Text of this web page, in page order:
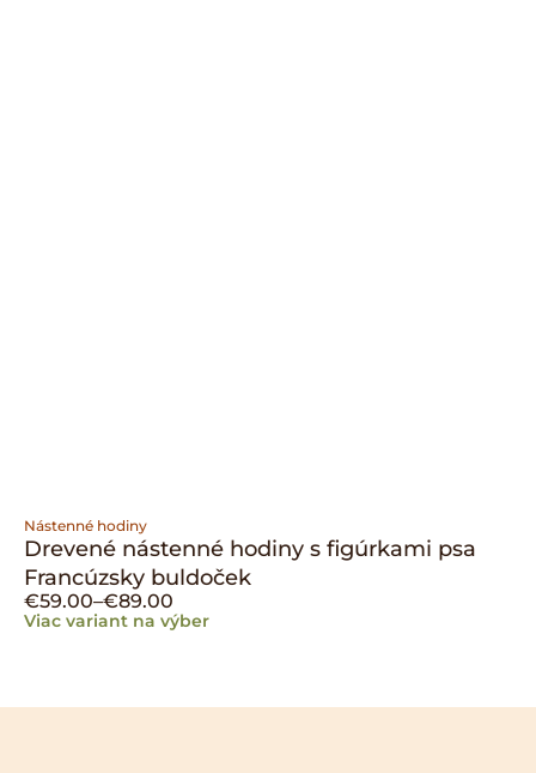
Nástenné hodiny
Drevené nástenné hodiny s figúrkami psa
Francúzsky buldoček
€59.00–€89.00
Viac variant na výber